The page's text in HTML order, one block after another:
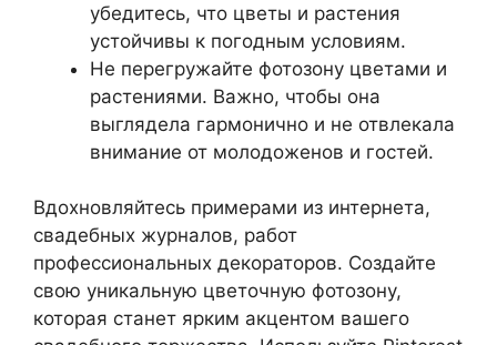
убедитесь, что цветы и растения
устойчивы к погодным условиям.
Не перегружайте фотозону цветами и
растениями. Важно, чтобы она
выглядела гармонично и не отвлекала
внимание от молодоженов и гостей.
Вдохновляйтесь примерами из интернета,
свадебных журналов, работ
профессиональных декораторов. Создайте
свою уникальную цветочную фотозону,
которая станет ярким акцентом вашего